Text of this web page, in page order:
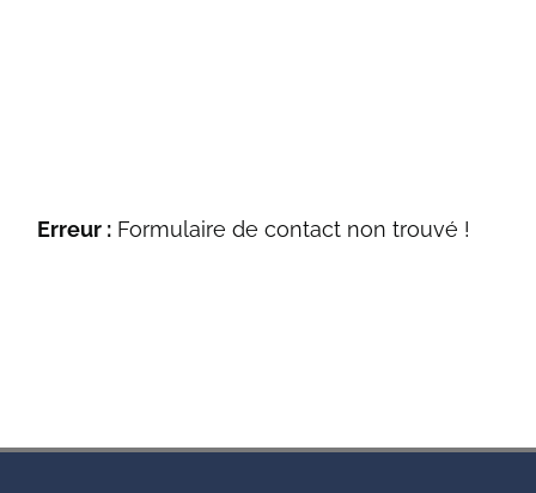
Erreur : Formulaire de contact non trouvé !